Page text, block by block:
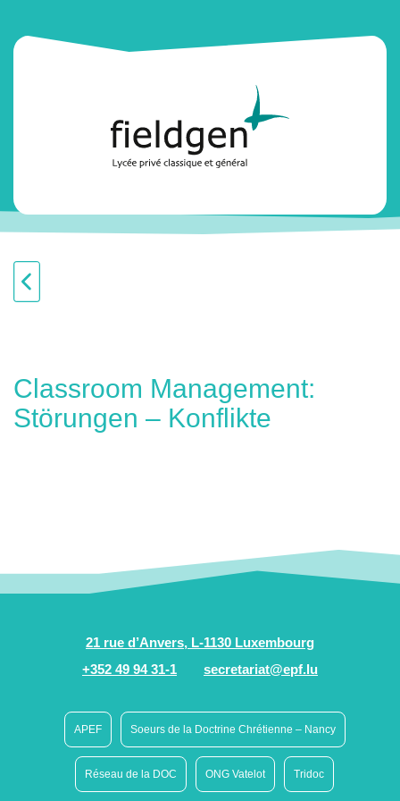
Classroom Management:
Störungen – Konflikte
21 rue d’Anvers, L-1130 Luxembourg
+352 49 94 31-1
secretariat@epf.lu
APEF Soeurs de la Doctrine Chrétienne – Nancy
Réseau de la DOC ONG Vatelot Tridoc